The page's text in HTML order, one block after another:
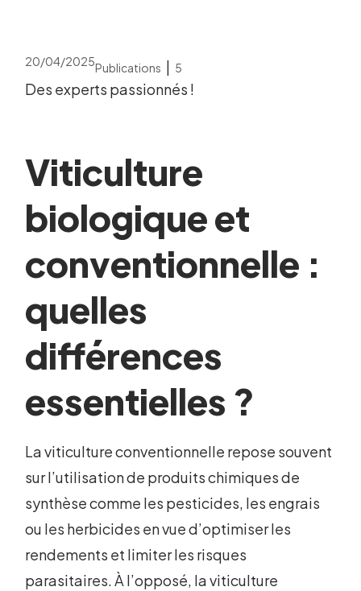
20/04/2025Publications | 5
Des experts passionnés !
Viticulture
biologique et
conventionnelle :
quelles
différences
essentielles ?
La viticulture conventionnelle repose souvent
sur l’utilisation de produits chimiques de
synthèse comme les pesticides, les engrais
ou les herbicides en vue d’optimiser les
rendements et limiter les risques
parasitaires. À l’opposé, la viticulture